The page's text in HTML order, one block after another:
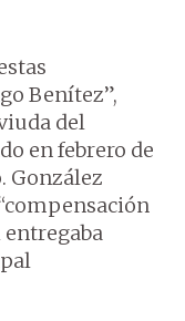
Benítez”,
del
en febrero de
González
entregaba